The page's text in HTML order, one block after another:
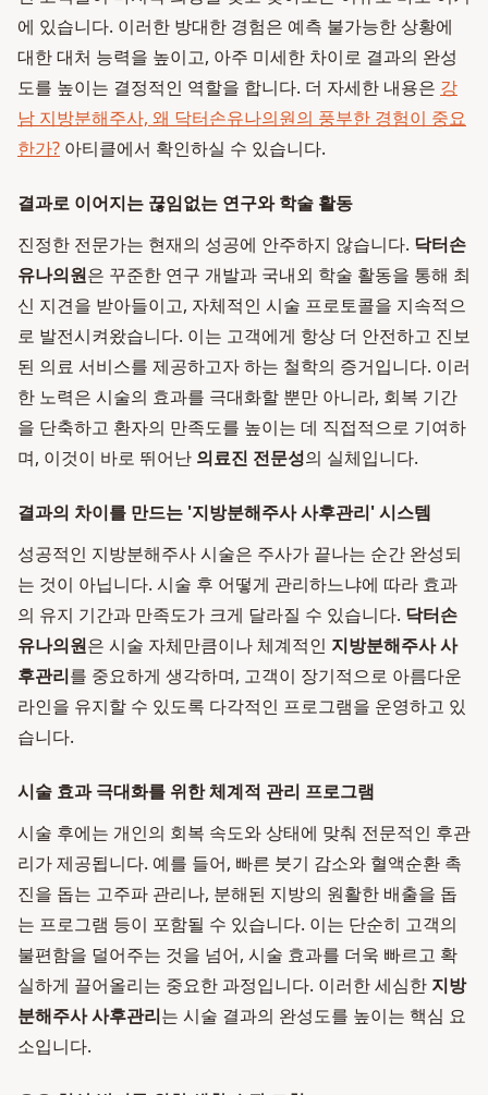
에 있습니다. 이러한 방대한 경험은 예측 불가능한 상황에
대한 대처 능력을 높이고, 아주 미세한 차이로 결과의 완성
도를 높이는 결정적인 역할을 합니다. 더 자세한 내용은 강
남 지방분해주사, 왜 닥터손유나의원의 풍부한 경험이 중요
한가? 아티클에서 확인하실 수 있습니다.
결과로 이어지는 끊임없는 연구와 학술 활동
진정한 전문가는 현재의 성공에 안주하지 않습니다. 닥터손
유나의원은 꾸준한 연구 개발과 국내외 학술 활동을 통해 최
신 지견을 받아들이고, 자체적인 시술 프로토콜을 지속적으
로 발전시켜왔습니다. 이는 고객에게 항상 더 안전하고 진보
된 의료 서비스를 제공하고자 하는 철학의 증거입니다. 이러
한 노력은 시술의 효과를 극대화할 뿐만 아니라, 회복 기간
을 단축하고 환자의 만족도를 높이는 데 직접적으로 기여하
며, 이것이 바로 뛰어난 의료진 전문성의 실체입니다.
결과의 차이를 만드는 '지방분해주사 사후관리' 시스템
성공적인 지방분해주사 시술은 주사가 끝나는 순간 완성되
는 것이 아닙니다. 시술 후 어떻게 관리하느냐에 따라 효과
의 유지 기간과 만족도가 크게 달라질 수 있습니다. 닥터손
유나의원은 시술 자체만큼이나 체계적인 지방분해주사 사
후관리를 중요하게 생각하며, 고객이 장기적으로 아름다운
라인을 유지할 수 있도록 다각적인 프로그램을 운영하고 있
습니다.
시술 효과 극대화를 위한 체계적 관리 프로그램
시술 후에는 개인의 회복 속도와 상태에 맞춰 전문적인 후관
리가 제공됩니다. 예를 들어, 빠른 붓기 감소와 혈액순환 촉
진을 돕는 고주파 관리나, 분해된 지방의 원활한 배출을 돕
는 프로그램 등이 포함될 수 있습니다. 이는 단순히 고객의
불편함을 덜어주는 것을 넘어, 시술 효과를 더욱 빠르고 확
실하게 끌어올리는 중요한 과정입니다. 이러한 세심한 지방
분해주사 사후관리는 시술 결과의 완성도를 높이는 핵심 요
소입니다.